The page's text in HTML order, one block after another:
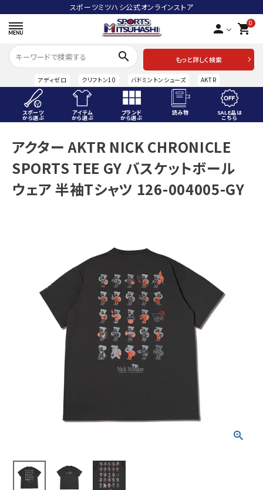
スポーツミツハシ公式オンラインストア
person 0
shopping_cart
search
もっと詳しく検索
アディゼロ クリフトン10 バドミントンシューズ AKTR
スポーツ
から選ぶ
アイテム
から選ぶ
ブランド
から選ぶ
読み物 SALE品は
こちら
ACCOUNT MENU
ようこそ ゲスト 様
meeting_room ログイン person 会員登録
ブランドから選ぶ
SALE品はこちら
INFORMATIOM
アクター AKTR NICK CHRONICLE
SPORTS TEE GY バスケットボール
ウェア 半袖Tシャツ 126-004005-GY